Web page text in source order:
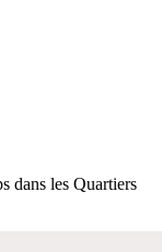
dans les Quartiers